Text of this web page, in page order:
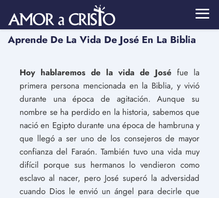
Aprende De La Vida De José En La Biblia
Hoy hablaremos de la vida de José fue la
primera persona mencionada en la Biblia, y vivió
durante una época de agitación. Aunque su
nombre se ha perdido en la historia, sabemos que
nació en Egipto durante una época de hambruna y
que llegó a ser uno de los consejeros de mayor
confianza del Faraón. También tuvo una vida muy
difícil porque sus hermanos lo vendieron como
esclavo al nacer, pero José superó la adversidad
cuando Dios le envió un ángel para decirle que